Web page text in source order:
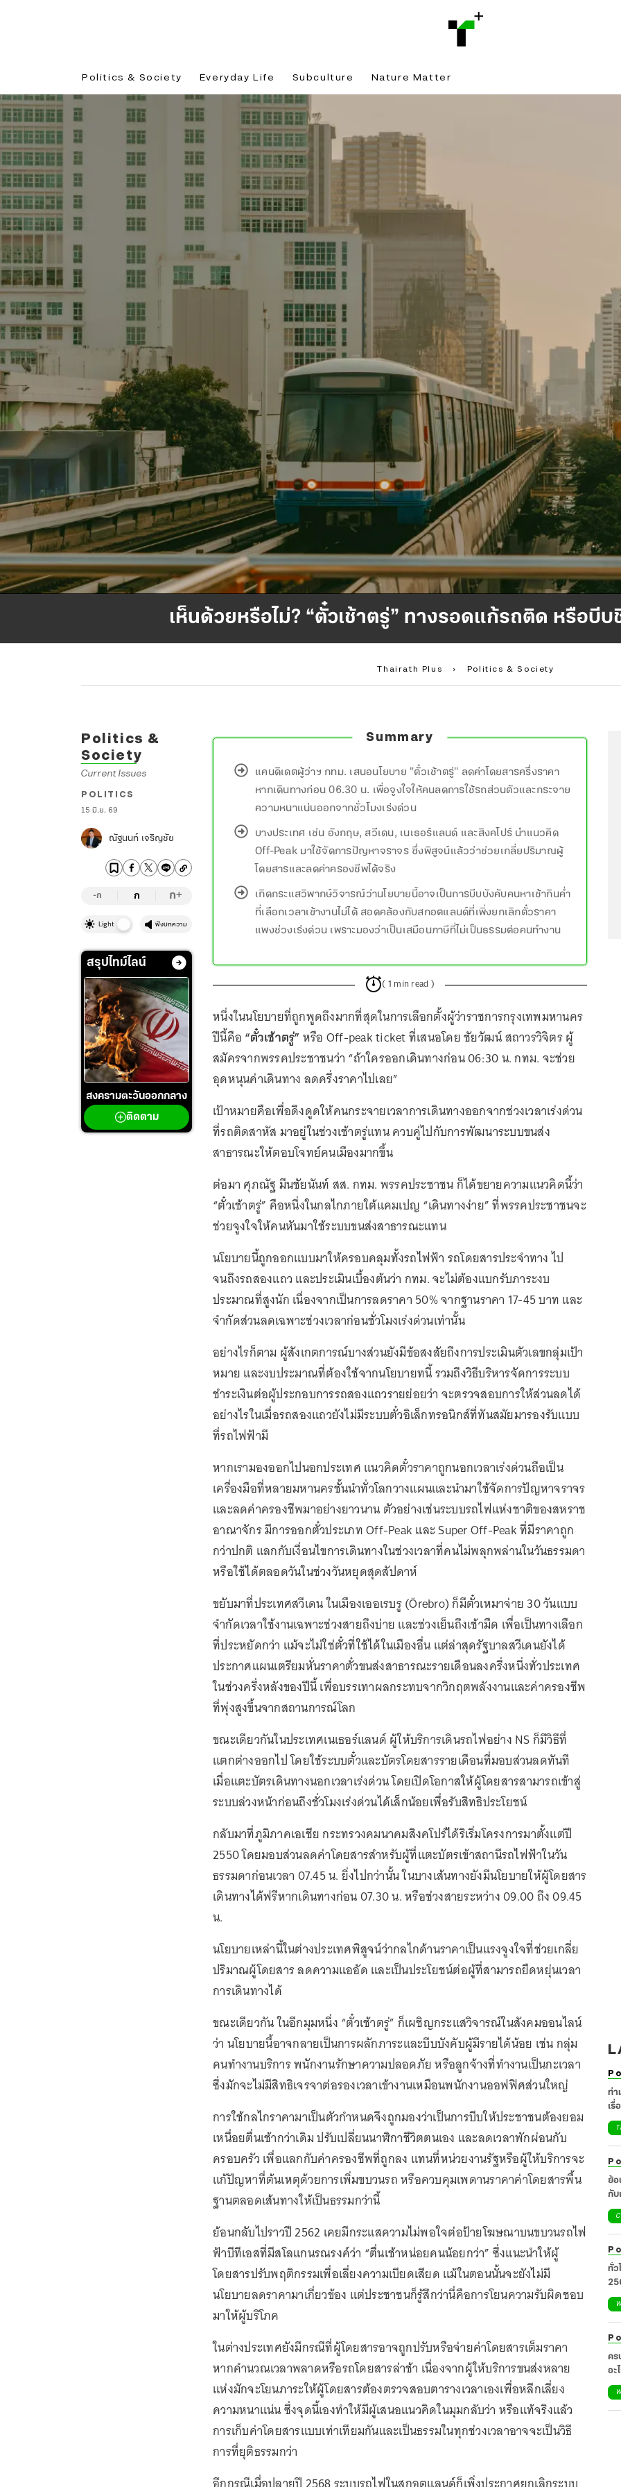
Politics & Society Everyday Life Subculture Nature Matter
เห็นด้วยหรือไม่? “ตั๋วเช้าตรู่” ทางรอดแก้รถติด หรือบี
Thairath Plus › Politics & Society
Politics &
Society
Current Issues
POLITICS
15 มิ.ย. 69
ณัฐนนท์ เจริญชัย
-ก ก ก+
Light ฟังบทความ
สรุปไทม์ไลน์
สงครามตะวันออกกลาง
ติดตาม
ท่า
เรื่
ย้อ
กับแ
เยี
ทั่ว
คร
อะ
ศิล
Summary
แคนดิเดตผู้ว่าฯ กทม. เสนอนโยบาย "ตั๋วเช้าตรู่" ลดค่าโดยสารครึ่งราคา
หากเดินทางก่อน 06.30 น. เพื่อจูงใจให้คนลดการใช้รถส่วนตัวและกระจาย
ความหนาแน่นออกจากชั่วโมงเร่งด่วน
บางประเทศ เช่น อังกฤษ, สวีเดน, เนเธอร์แลนด์ และสิงคโปร์ นำแนวคิด
Off-Peak มาใช้จัดการปัญหาจราจร ซึ่งพิสูจน์แล้วว่าช่วยเกลี่ยปริมาณผู้
โดยสารและลดค่าครองชีพได้จริง
เกิดกระแสวิพากษ์วิจารณ์ว่านโยบายนี้อาจเป็นการบีบบังคับคนหาเช้ากินค่ำ
ที่เลือกเวลาเข้างานไม่ได้ สอดคล้องกับสกอตแลนด์ที่เพิ่งยกเลิกตั๋วราคา
แพงช่วงเร่งด่วน เพราะมองว่าเป็นเสมือนภาษีที่ไม่เป็นธรรมต่อคนทำงาน
( 1 min read )
หนึ่งในนโยบายที่ถูกพูดถึงมากที่สุดในการเลือกตั้งผู้ว่าราชการกรุงเทพมหานคร
ปีนี้คือ “ตั๋วเช้าตรู่” หรือ Off-peak ticket ที่เสนอโดย ชัยวัฒน์ สถาวรวิจิตร ผู้
สมัครจากพรรคประชาชนว่า “ถ้าใครออกเดินทางก่อน 06:30 น. กทม. จะช่วย
อุดหนุนค่าเดินทาง ลดครึ่งราคาไปเลย”
เป้าหมายคือเพื่อดึงดูดให้คนกระจายเวลาการเดินทางออกจากช่วงเวลาเร่งด่วน
ที่รถติดสาหัส มาอยู่ในช่วงเช้าตรู่แทน ควบคู่ไปกับการพัฒนาระบบขนส่ง
สาธารณะให้ตอบโจทย์คนเมืองมากขึ้น
ต่อมา ศุภณัฐ มีนชัยนันท์ สส. กทม. พรรคประชาชน ก็ได้ขยายความแนวคิดนี้ว่า
“ตั๋วเช้าตรู่” คือหนึ่งในกลไกภายใต้แคมเปญ “เดินทางง่าย” ที่พรรคประชาชนจะ
ช่วยจูงใจให้คนหันมาใช้ระบบขนส่งสาธารณะแทน
นโยบายนี้ถูกออกแบบมาให้ครอบคลุมทั้งรถไฟฟ้า รถโดยสารประจำทาง ไป
จนถึงรถสองแถว และประเมินเบื้องต้นว่า กทม. จะไม่ต้องแบกรับภาระงบ
ประมาณที่สูงนัก เนื่องจากเป็นการลดราคา 50% จากฐานราคา 17-45 บาท และ
จำกัดส่วนลดเฉพาะช่วงเวลาก่อนชั่วโมงเร่งด่วนเท่านั้น
อย่างไรก็ตาม ผู้สังเกตการณ์บางส่วนยังมีข้อสงสัยถึงการประเมินตัวเลขกลุ่มเป้า
หมาย และงบประมาณที่ต้องใช้จากนโยบายทนี้ รวมถึงวิธีบริหารจัดการระบบ
ชำระเงินต่อผู้ประกอบการรถสองแถวรายย่อยว่า จะตรวจสอบการให้ส่วนลดได้
อย่างไรในเมื่อรถสองแถวยังไม่มีระบบตั๋วอิเล็กทรอนิกส์ที่ทันสมัยมารองรับแบบ
ที่รถไฟฟ้ามี
หากเรามองออกไปนอกประเทศ แนวคิดตั๋วราคาถูกนอกเวลาเร่งด่วนถือเป็น
เครื่องมือที่หลายมหานครชั้นนำทั่วโลกวางแผนและนำมาใช้จัดการปัญหาจราจร
และลดค่าครองชีพมาอย่างยาวนาน ตัวอย่างเช่นระบบรถไฟแห่งชาติของสหราช
อาณาจักร มีการออกตั๋วประเภท Off-Peak และ Super Off-Peak ที่มีราคาถูก
กว่าปกติ แลกกับเงื่อนไขการเดินทางในช่วงเวลาที่คนไม่พลุกพล่านในวันธรรมดา
หรือใช้ได้ตลอดวันในช่วงวันหยุดสุดสัปดาห์
ขยับมาที่ประเทศสวีเดน ในเมืองเออเรบรู (Örebro) ก็มีตั๋วเหมาจ่าย 30 วันแบบ
จำกัดเวลาใช้งานเฉพาะช่วงสายถึงบ่าย และช่วงเย็นถึงเช้ามืด เพื่อเป็นทางเลือก
ที่ประหยัดกว่า แม้จะไม่ใช่ตั๋วที่ใช้ได้ในเมืองอื่น แต่ล่าสุดรัฐบาลสวีเดนยังได้
ประกาศแผนเตรียมหั่นราคาตั๋วขนส่งสาธารณะรายเดือนลงครึ่งหนึ่งทั่วประเทศ
ในช่วงครึ่งหลังของปีนี้ เพื่อบรรเทาผลกระทบจากวิกฤตพลังงานและค่าครองชีพ
ที่พุ่งสูงขึ้นจากสถานการณ์โลก
ขณะเดียวกันในประเทศเนเธอร์แลนด์ ผู้ให้บริการเดินรถไฟอย่าง NS ก็มีวิธีที่
แตกต่างออกไป โดยใช้ระบบตั๋วและบัตรโดยสารรายเดือนที่มอบส่วนลดทันที
เมื่อแตะบัตรเดินทางนอกเวลาเร่งด่วน โดยเปิดโอกาสให้ผู้โดยสารสามารถเข้าสู่
ระบบล่วงหน้าก่อนถึงชั่วโมงเร่งด่วนได้เล็กน้อยเพื่อรับสิทธิประโยชน์
กลับมาที่ภูมิภาคเอเชีย กระทรวงคมนาคมสิงคโปร์ได้ริเริ่มโครงการมาตั้งแต่ปี
2550 โดยมอบส่วนลดค่าโดยสารสำหรับผู้ที่แตะบัตรเข้าสถานีรถไฟฟ้าในวัน
ธรรมดาก่อนเวลา 07.45 น. ยิ่งไปกว่านั้น ในบางเส้นทางยังมีนโยบายให้ผู้โดยสาร
เดินทางได้ฟรีหากเดินทางก่อน 07.30 น. หรือช่วงสายระหว่าง 09.00 ถึง 09.45
น.
นโยบายเหล่านี้ในต่างประเทศพิสูจน์ว่ากลไกด้านราคาเป็นแรงจูงใจที่ช่วยเกลี่ย
ปริมาณผู้โดยสาร ลดความแออัด และเป็นประโยชน์ต่อผู้ที่สามารถยืดหยุ่นเวลา
การเดินทางได้
ขณะเดียวกัน ในอีกมุมหนึ่ง “ตั๋วเช้าตรู่” ก็เผชิญกระแสวิจารณ์ในสังคมออนไลน์
ว่า นโยบายนี้อาจกลายเป็นการผลักภาระและบีบบังคับผู้มีรายได้น้อย เช่น กลุ่ม
คนทำงานบริการ พนักงานรักษาความปลอดภัย หรือลูกจ้างที่ทำงานเป็นกะเวลา
ซึ่งมักจะไม่มีสิทธิเจรจาต่อรองเวลาเข้างานเหมือนพนักงานออฟฟิศส่วนใหญ่
การใช้กลไกราคามาเป็นตัวกำหนดจึงถูกมองว่าเป็นการบีบให้ประชาชนต้องยอม
เหนื่อยตื่นเช้ากว่าเดิม ปรับเปลี่ยนนาฬิกาชีวิตตนเอง และลดเวลาพักผ่อนกับ
ครอบครัว เพื่อแลกกับค่าครองชีพที่ถูกลง แทนที่หน่วยงานรัฐหรือผู้ให้บริการจะ
แก้ปัญหาที่ต้นเหตุด้วยการเพิ่มขบวนรถ หรือควบคุมเพดานราคาค่าโดยสารพื้น
ฐานตลอดเส้นทางให้เป็นธรรมกว่านี้
ย้อนกลับไปราวปี 2562 เคยมีกระแสความไม่พอใจต่อป้ายโฆษณาบนขบวนรถไฟ
ฟ้าบีทีเอสที่มีสโลแกนรณรงค์ว่า “ตื่นเช้าหน่อยคนน้อยกว่า” ซึ่งแนะนำให้ผู้
โดยสารปรับพฤติกรรมเพื่อเลี่ยงความเบียดเสียด แม้ในตอนนั้นจะยังไม่มี
นโยบายลดราคามาเกี่ยวข้อง แต่ประชาชนก็รู้สึกว่านี่คือการโยนความรับผิดชอบ
มาให้ผู้บริโภค
ในต่างประเทศยังมีกรณีที่ผู้โดยสารอาจถูกปรับหรือจ่ายค่าโดยสารเต็มราคา
หากคำนวณเวลาพลาดหรือรถโดยสารล่าช้า เนื่องจากผู้ให้บริการขนส่งหลาย
แห่งมักจะโยนภาระให้ผู้โดยสารต้องตรวจสอบตารางเวลาเองเพื่อหลีกเลี่ยง
ความหนาแน่น ซึ่งจุดนี้เองทำให้มีผู้เสนอแนวคิดในมุมกลับว่า หรือแท้จริงแล้ว
การเก็บค่าโดยสารแบบเท่าเทียมกันและเป็นธรรมในทุกช่วงเวลาอาจจะเป็นวิธี
การที่ยุติธรรมกว่า